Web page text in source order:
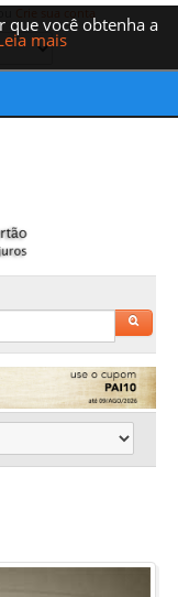
que você obtenha a
mais